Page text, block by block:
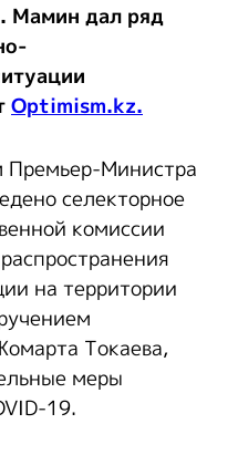
Мамин дал ряд
Optimism.kz.
Премьер-Министра
селекторное
комиссии
на территории
Токаева,
меры
19.